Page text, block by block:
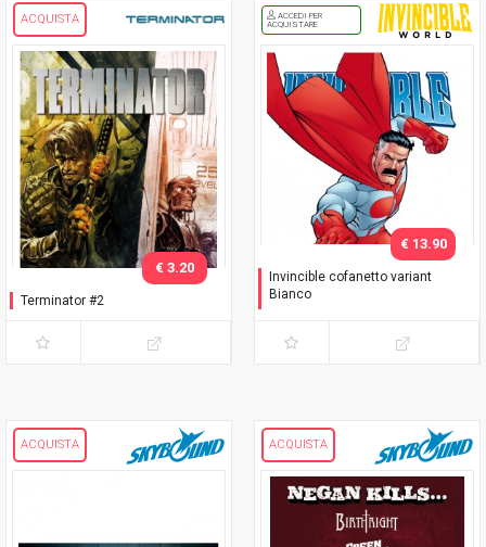
ACQUISTA
Terminator #2
€ 3.20
ACCEDI PER
ACQUISTARE
Invincible cofanetto variant
Bianco
variant
€ 13.90
ACQUISTA ACQUISTA